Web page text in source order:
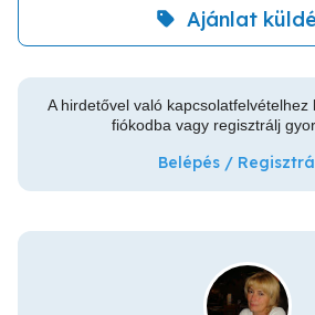
Ajánlat
A hirdetővel való kapcsolatfelvételhez
fiókodba vagy regisztrálj
Belépés /